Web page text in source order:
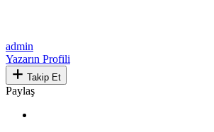
admin
Yazarın Profili
Takip Et
Paylaş